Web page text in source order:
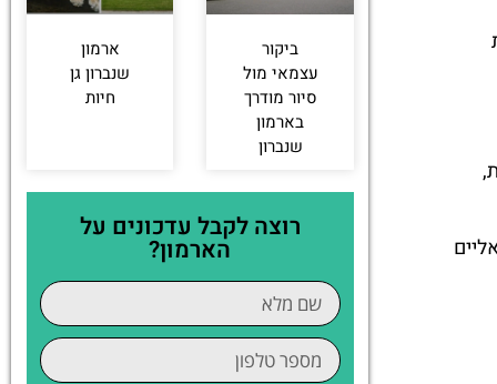
ביקור
עצמאי מול
סיור מודרך
בארמון
שנברון
ארמון
שנברון גן
חיות
רוצה לקבל עדכונים על
הארמון?